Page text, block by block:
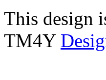
This design
TM4Y